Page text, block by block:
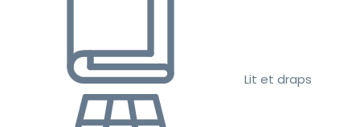
Lit et draps